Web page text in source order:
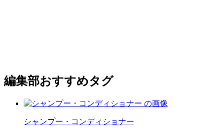
編集部おすすめタグ
シャンプー・コンディショナー